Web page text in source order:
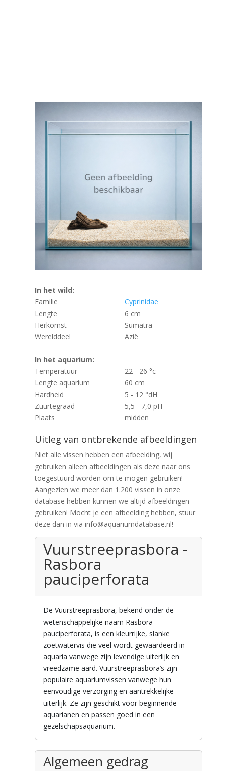
In het wild:
Familie
Cyprinidae
Lengte
6 cm
Herkomst
Sumatra
Werelddeel
Azië
In het aquarium:
Temperatuur
22 - 26 °c
Lengte aquarium
60 cm
Hardheid
5 - 12 °dH
Zuurtegraad
5,5 - 7,0 pH
Plaats
midden
Uitleg van ontbrekende afbeeldingen
Niet alle vissen hebben een afbeelding, wij
gebruiken alleen afbeeldingen als deze naar ons
toegestuurd worden om te mogen gebruiken!
Aangezien we meer dan 1.200 vissen in onze
database hebben kunnen we altijd afbeeldingen
gebruiken! Mocht je een afbeelding hebben, stuur
deze dan in via info@aquariumdatabase.nl!
Vuurstreeprasbora -
Rasbora
pauciperforata
De Vuurstreeprasbora, bekend onder de
wetenschappelijke naam Rasbora
pauciperforata, is een kleurrijke, slanke
zoetwatervis die veel wordt gewaardeerd in
aquaria vanwege zijn levendige uiterlijk en
vreedzame aard. Vuurstreeprasbora’s zijn
populaire aquariumvissen vanwege hun
eenvoudige verzorging en aantrekkelijke
uiterlijk. Ze zijn geschikt voor beginnende
aquarianen en passen goed in een
gezelschapsaquarium.
Algemeen gedrag